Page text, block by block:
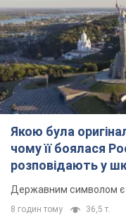
Якою була
чому її боялася
розповідають у
Державним символом є
8 годин тому 36,5 т.